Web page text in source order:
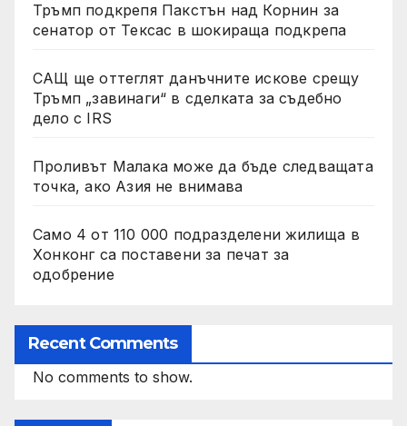
Тръмп подкрепя Пакстън над Корнин за
сенатор от Тексас в шокираща подкрепа
САЩ ще оттеглят данъчните искове срещу
Тръмп „завинаги“ в сделката за съдебно
дело с IRS
Проливът Малака може да бъде следващата
точка, ако Азия не внимава
Само 4 от 110 000 подразделени жилища в
Хонконг са поставени за печат за
одобрение
Recent Comments
No comments to show.